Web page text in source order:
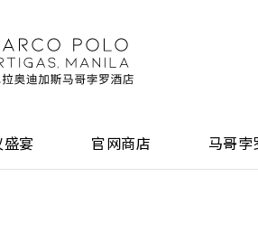
宴 官网商店 马哥孛